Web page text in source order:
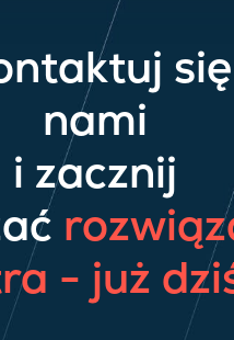
nami
i zacznij
- już